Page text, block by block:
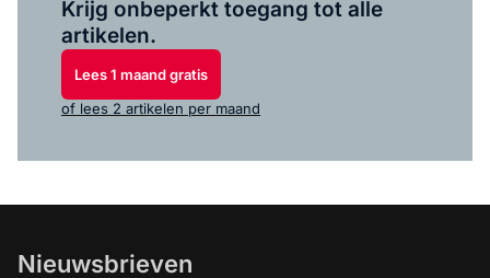
Krijg onbeperkt toegang tot alle
artikelen.
Lees 1 maand gratis
of lees 2 artikelen per maand
Nieuwsbrieven